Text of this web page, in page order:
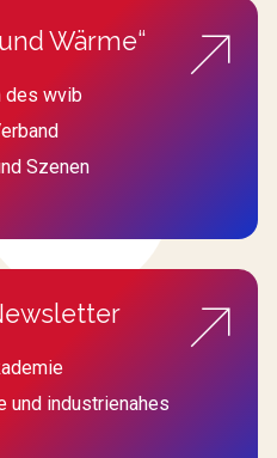
Wärme“
des wvib
Szenen
und industrienahes